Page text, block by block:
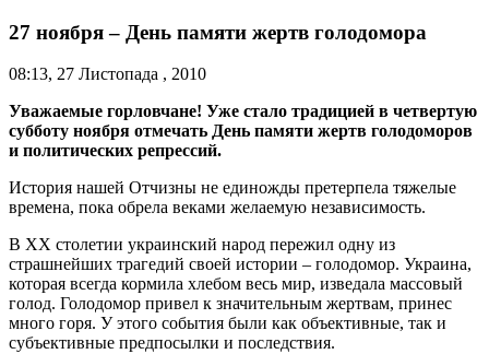
27 ноября – День памяти жертв голодомора
08:13, 27 Листопада , 2010
Уважаемые горловчане! Уже стало традицией в четвертую
субботу ноября отмечать День памяти жертв голодоморов
и политических репрессий.
История нашей Отчизны не единожды претерпела тяжелые
времена, пока обрела веками желаемую независимость.
В ХХ столетии украинский народ пережил одну из
страшнейших трагедий своей истории – голодомор. Украина,
которая всегда кормила хлебом весь мир, изведала массовый
голод. Голодомор привел к значительным жертвам, принес
много горя. У этого события были как объективные, так и
субъективные предпосылки и последствия.